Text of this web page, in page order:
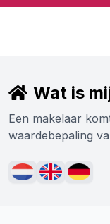
Wat is
Een makelaar
waardebepaling